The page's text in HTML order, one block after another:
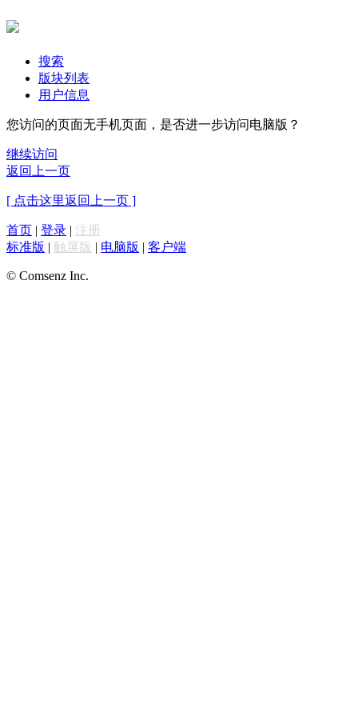
搜索
版块列表
用户信息
您访问的页面无手机页面，是否进一步访问电脑版？
继续访问
返回上一页
[ 点击这里返回上一页 ]
首页 | 登录 | 注册
标准版 | 触屏版 | 电脑版 | 客户端
© Comsenz Inc.